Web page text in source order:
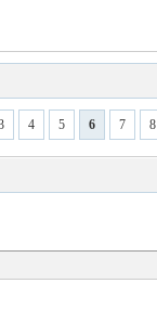
4 5 6 7 8